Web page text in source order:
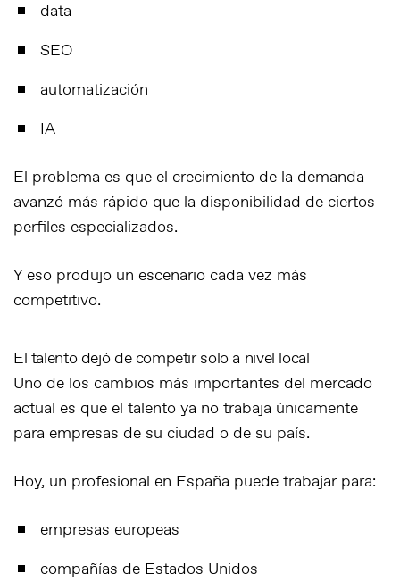
data
SEO
automatización
IA
El problema es que el crecimiento de la demanda
avanzó más rápido que la disponibilidad de ciertos
perfiles especializados.
Y eso produjo un escenario cada vez más
competitivo.
El talento dejó de competir solo a nivel local
Uno de los cambios más importantes del mercado
actual es que el talento ya no trabaja únicamente
para empresas de su ciudad o de su país.
Hoy, un profesional en España puede trabajar para:
empresas europeas
compañías de Estados Unidos